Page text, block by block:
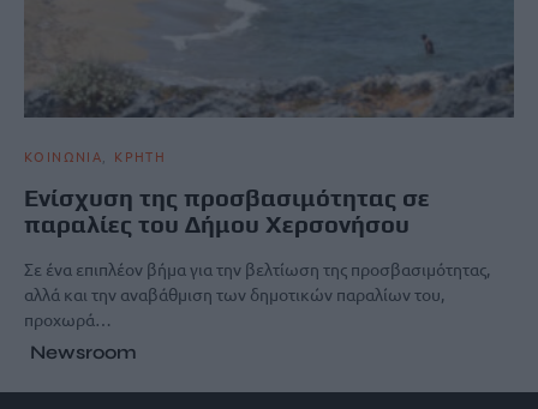
ΚΟΙΝΩΝΙΑ ΚΡΗΤΗ
Ενίσχυση της προσβασιμότητας σε
παραλίες του Δήμου Χερσονήσου
Σε ένα επιπλέον βήμα για την βελτίωση της προσβασιμότητας,
αλλά και την αναβάθμιση των δημοτικών παραλίων του,
προχωρά…
Newsroom